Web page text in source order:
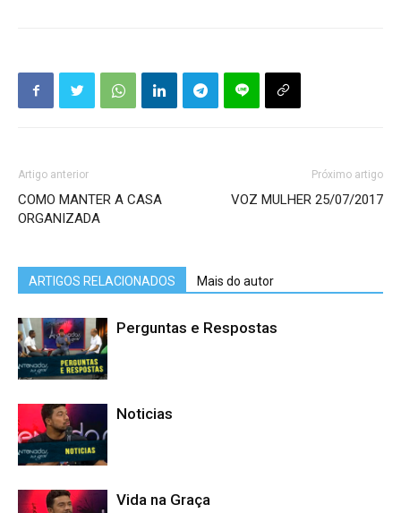
Artigo anterior
COMO MANTER A CASA
ORGANIZADA
Próximo artigo
VOZ MULHER 25/07/2017
ARTIGOS RELACIONADOS Mais do autor
Perguntas e Respostas
Noticias
Vida na Graça